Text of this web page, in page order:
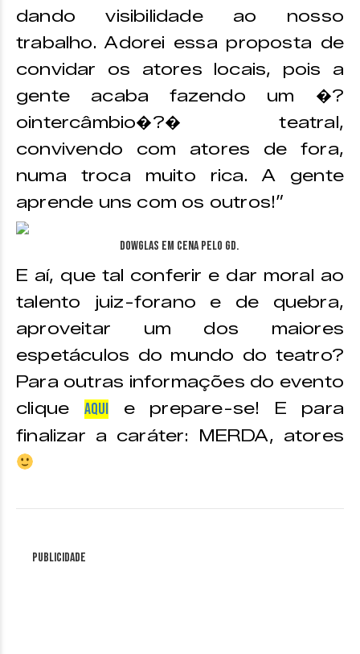
dando visibilidade ao nosso
trabalho. Adorei essa proposta de
convidar os atores locais, pois a
gente acaba fazendo um �?
ointercâmbio�?� teatral,
convivendo com atores de fora,
numa troca muito rica. A gente
aprende uns com os outros!”
Dowglas em cena pelo GD.
E aí, que tal conferir e dar moral ao
talento juiz-forano e de quebra,
aproveitar um dos maiores
espetáculos do mundo do teatro?
Para outras informações do evento
clique AQUI e prepare-se! E para
finalizar a caráter: MERDA, atores
Publicidade